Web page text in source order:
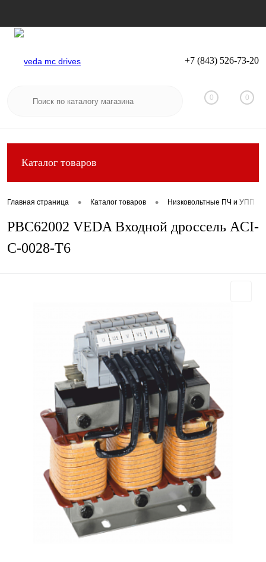
Вход Регистрация
+7 (843) 526-73-20
0 0
Каталог товаров
Главная страница • Каталог товаров • Низковольтные ПЧ и УПП
PBC62002 VEDA Входной дроссель ACI-
C-0028-T6